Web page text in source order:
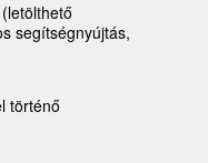
segítségnyújtás,
történő